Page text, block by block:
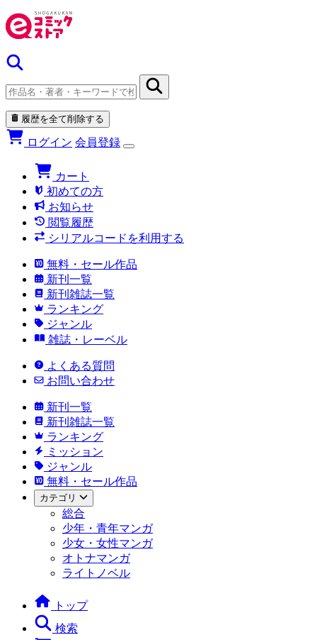
履歴を全て削除する
ログイン 会員登録
カート
初めての方
お知らせ
閲覧履歴
シリアルコードを利用する
無料・セール作品
新刊一覧
新刊雑誌一覧
ランキング
ジャンル
雑誌・レーベル
よくある質問
お問い合わせ
新刊一覧
新刊雑誌一覧
ランキング
ミッション
ジャンル
無料・セール作品
カテゴリ
総合
少年・青年マンガ
少女・女性マンガ
オトナマンガ
ライトノベル
トップ
検索